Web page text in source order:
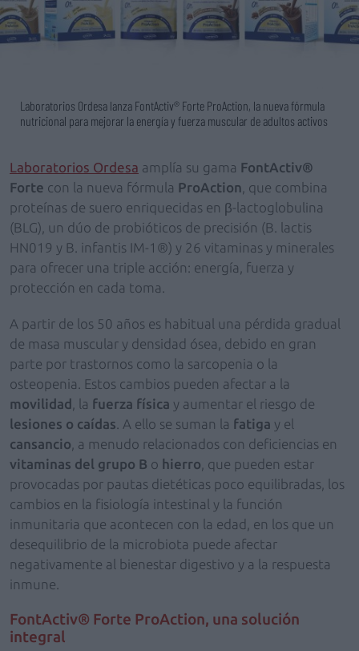
Laboratorios Ordesa lanza FontActiv® Forte ProAction, la nueva fórmula
nutricional para mejorar la energía y fuerza muscular de adultos activos
Laboratorios Ordesa amplía su gama FontActiv®
Forte con la nueva fórmula ProAction , que combina
proteínas de suero enriquecidas en β-lactoglobulina
(BLG), un dúo de probióticos de precisión (B. lactis
HN019 y B. infantis IM-1®) y 26 vitaminas y minerales
para ofrecer una triple acción: energía, fuerza y
protección en cada toma.
A partir de los 50 años es habitual una pérdida gradual
de masa muscular y densidad ósea, debido en gran
parte por trastornos como la sarcopenia o la
osteopenia. Estos cambios pueden afectar a la
movilidad , la fuerza física y aumentar el riesgo de
lesiones o caídas . A ello se suman la fatiga y el
cansancio , a menudo relacionados con deficiencias en
vitaminas del grupo B o hierro , que pueden estar
provocadas por pautas dietéticas poco equilibradas, los
cambios en la fisiología intestinal y la función
inmunitaria que acontecen con la edad, en los que un
desequilibrio de la microbiota puede afectar
negativamente al bienestar digestivo y a la respuesta
inmune.
FontActiv® Forte ProAction, una solución
integral